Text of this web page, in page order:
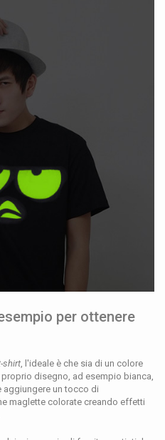
per ottenere
shirt, l'ideale è che sia di un colore
disegno, ad esempio bianca,
aggiungere un tocco di
maglette colorate creando effetti